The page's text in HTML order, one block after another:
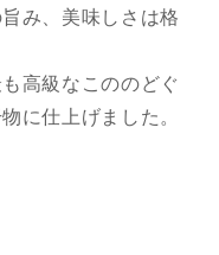
み、美味しさは格
高級なこののどぐ
に仕上げました。